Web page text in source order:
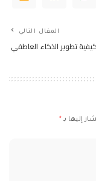
المقال التالي
كيفية تطوير الذكاء العاطفي
إليها بـ *